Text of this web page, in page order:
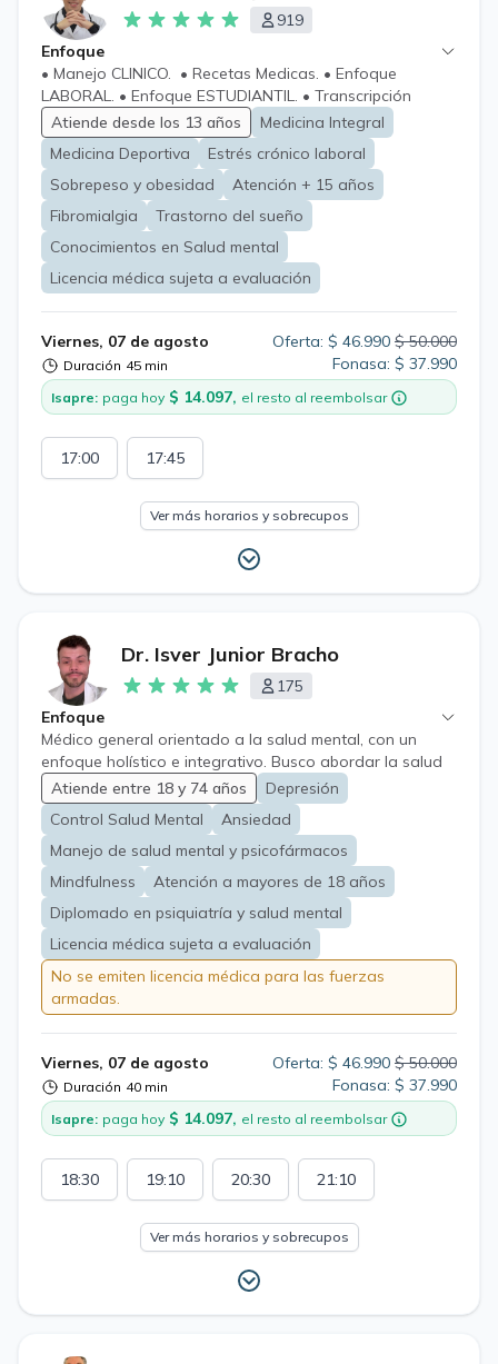
919
Enfoque
• Manejo CLINICO. • Recetas Medicas. • Enfoque
LABORAL. • Enfoque ESTUDIANTIL. • Transcripción
recetas de Chile para Argentina. • Transcripción recetas
de Argentina para Chile.
Atiende desde los 13 años
Medicina Integral
Medicina Deportiva
Estrés crónico laboral
Sobrepeso y obesidad
Atención + 15 años
Fibromialgia
Trastorno del sueño
Conocimientos en Salud mental
Licencia médica sujeta a evaluación
Viernes, 07 de agosto
Duración 45 min
Oferta: $ 46.990 $ 50.000
Fonasa: $ 37.990
Isapre: paga hoy $ 14.097, el resto al reembolsar
17:00 17:45
Ver más horarios y sobrecupos
Dr. Isver Junior Bracho
175
Enfoque
Médico general orientado a la salud mental, con un
enfoque holístico e integrativo. Busco abordar la salud
desde una perspectiva que combine la evidencia
científica con los factores psicosociales, entendiendo
que estos suelen ser los principales perpetuadores de
las patologías de salud mental de leve a moderada
complejidad, con experiencia previa en atención de
pacientes de salud mental en atención primaria.
Atiende entre 18 y 74 años
Depresión
Control Salud Mental
Ansiedad
Manejo de salud mental y psicofármacos
Mindfulness
Atención a mayores de 18 años
Diplomado en psiquiatría y salud mental
Licencia médica sujeta a evaluación
No se emiten licencia médica para las fuerzas
armadas.
Viernes, 07 de agosto
Duración 40 min
Oferta: $ 46.990 $ 50.000
Fonasa: $ 37.990
Isapre: paga hoy $ 14.097, el resto al reembolsar
18:30 19:10 20:30 21:10
Ver más horarios y sobrecupos